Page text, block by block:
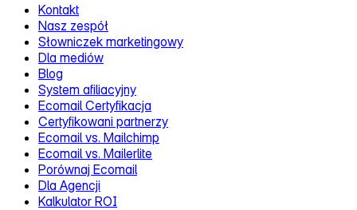
Kontakt
Nasz zespół
Słowniczek marketingowy
Dla mediów
Blog
System afiliacyjny
Ecomail Certyfikacja
Certyfikowani partnerzy
Ecomail vs. Mailchimp
Ecomail vs. Mailerlite
Porównaj Ecomail
Dla Agencji
Kalkulator ROI